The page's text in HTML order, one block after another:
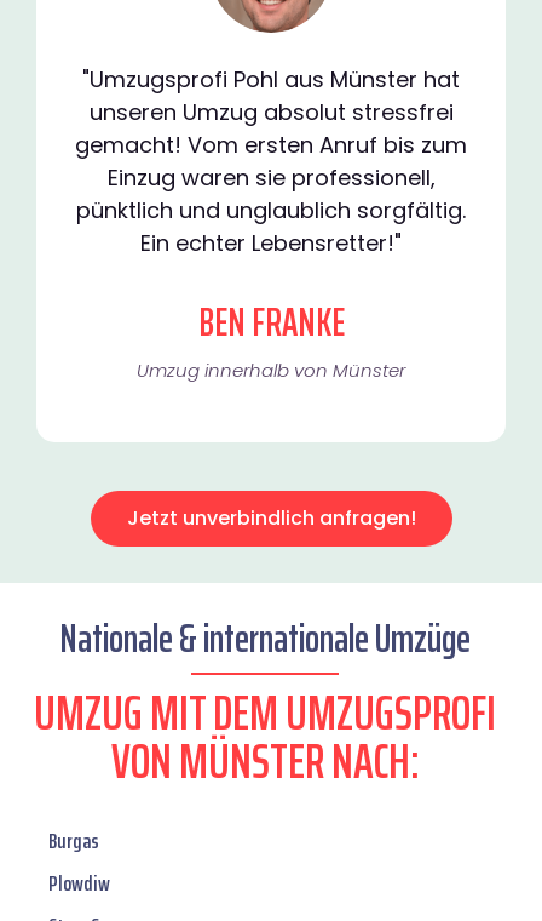
"Umzugsprofi Pohl aus Münster hat
unseren Umzug absolut stressfrei
gemacht! Vom ersten Anruf bis zum
Einzug waren sie professionell,
pünktlich und unglaublich sorgfältig.
Ein echter Lebensretter!"
BEN FRANKE
Umzug innerhalb von Münster​
Jetzt unverbindlich anfragen!
Nationale & internationale Umzüge
UMZUG MIT DEM UMZUGSPROFI
VON MÜNSTER NACH:
Burgas
Plowdiw